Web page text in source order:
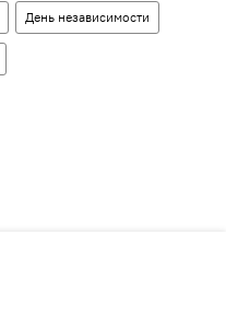
День независимости